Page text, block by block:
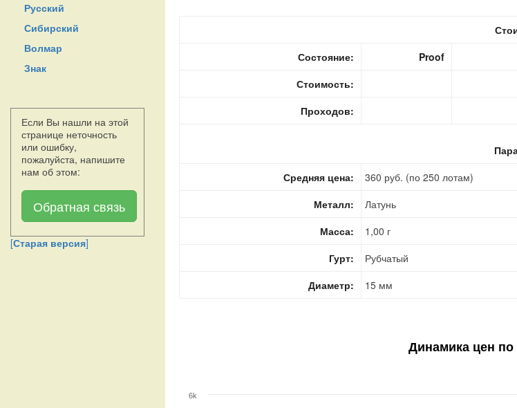
Русский
Сибирский
Волмар
Знак
Если Вы нашли на этой
странице неточность
или ошибку,
пожалуйста, напишите
нам об этом:
Обратная связь
[Старая версия]
Состояние:
Proof
Стоимость:
Проходов:
Средняя цена:
360 руб. (по 250 лотам)
Металл:
Латунь
Масса:
1,00 г
Гурт:
Рубчатый
Диаметр:
15 мм
Динамика цен по
6k